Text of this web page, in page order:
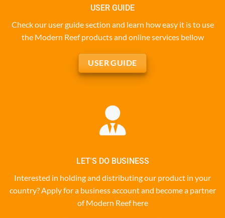
USER GUIDE
Check our user guide section and learn how easy it is to use
the Modern Reef products and online services bellow
USER GUIDE
LET'S DO BUSINESS
Interested in holding and distributing our product in your
country? Apply for a business account and become a partner
of Modern Reef here